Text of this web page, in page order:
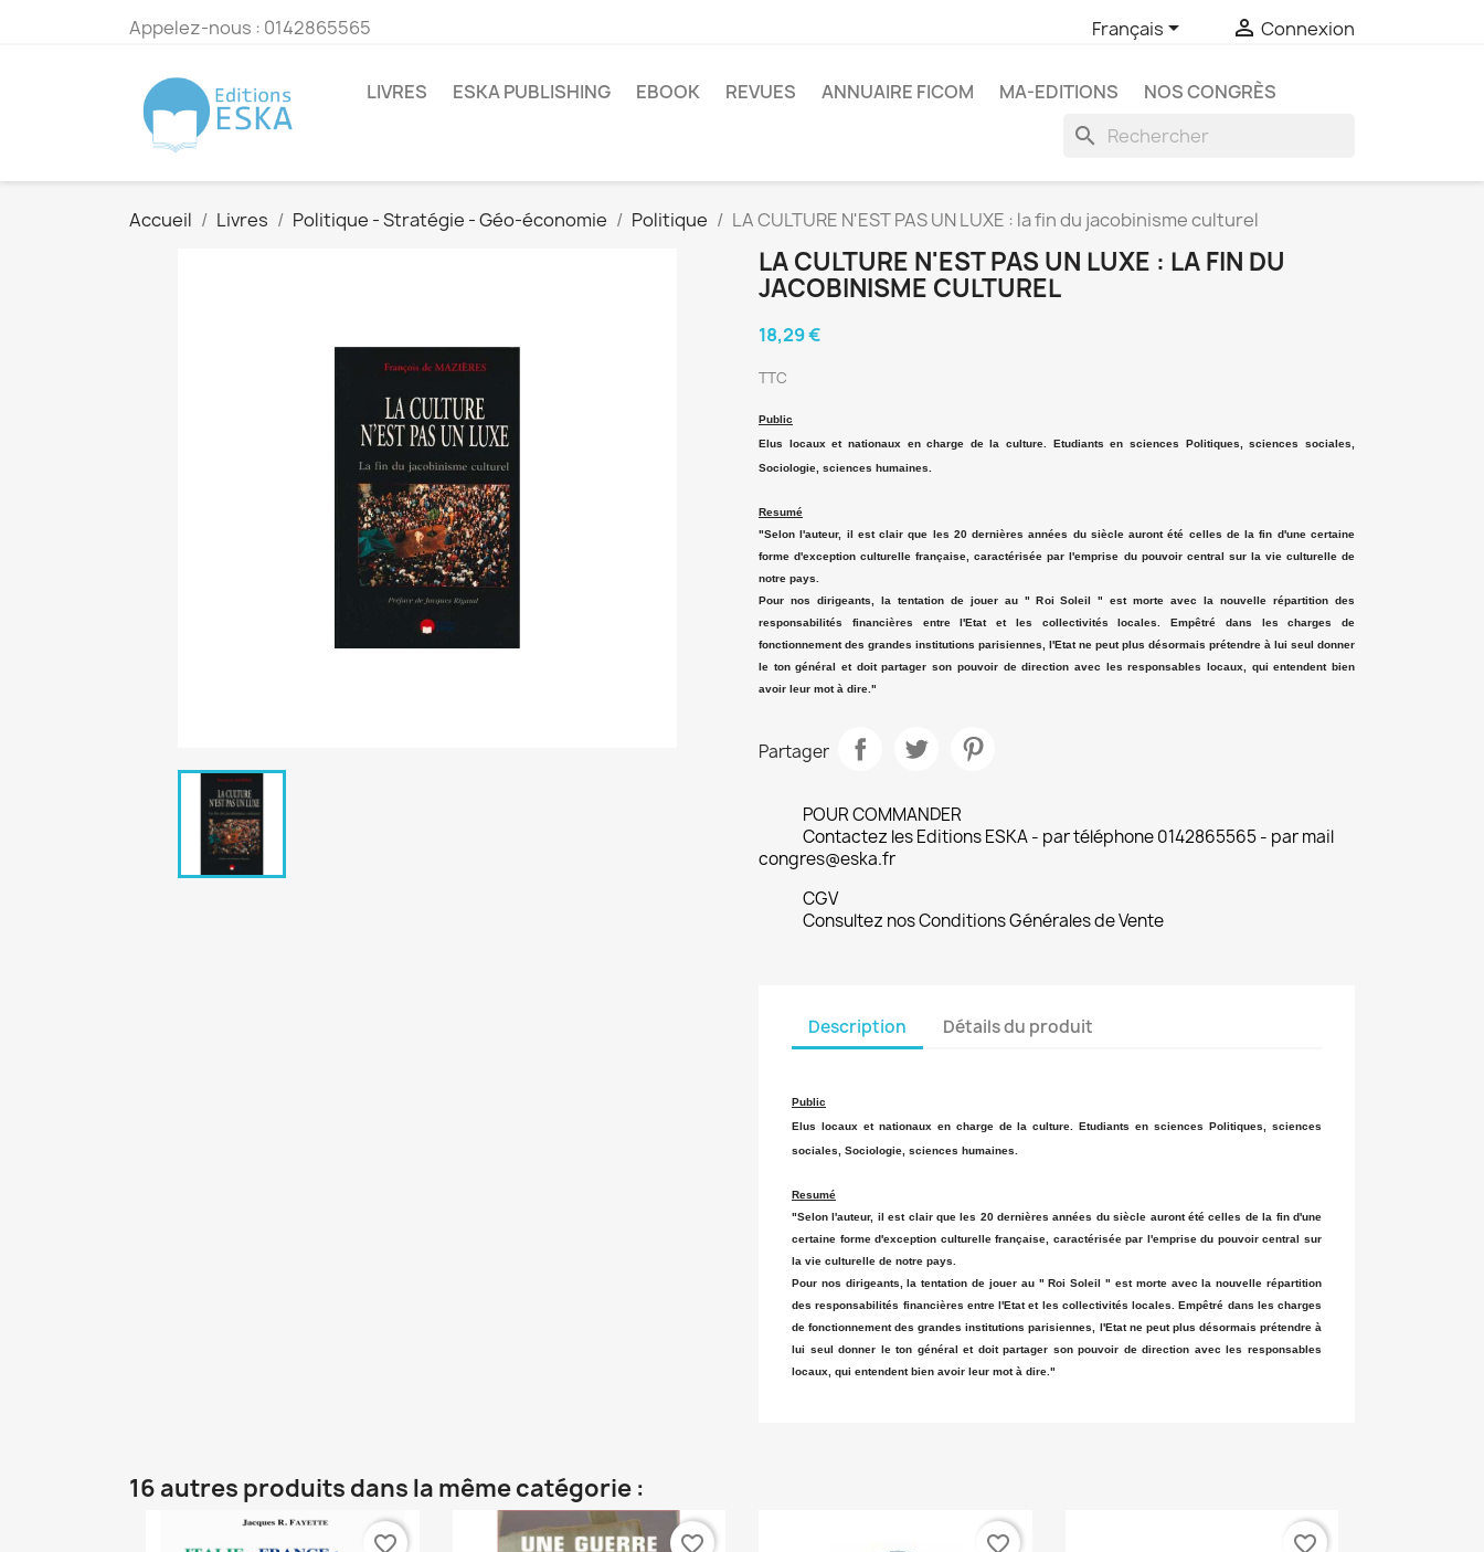
Appelez-nous : 0142865565 Français  Connexion
LIVRES ESKA PUBLISHING EBOOK REVUES ANNUAIRE FICOM MA-EDITIONS NOS CONGRÈS
search
Accueil Livres Politique - Stratégie - Géo-économie Politique LA CULTURE N'EST PAS UN LUXE : la fin du jacobinisme culturel
LA CULTURE N'EST PAS UN LUXE : LA FIN DU
JACOBINISME CULTUREL
18,29 €
TTC
Public
Elus locaux et nationaux en charge de la culture. Etudiants en sciences Politiques, sciences sociales,
Sociologie, sciences humaines.
Resumé
"Selon l'auteur, il est clair que les 20 dernières années du siècle auront été celles de la fin d'une certaine
forme d'exception culturelle française, caractérisée par l'emprise du pouvoir central sur la vie culturelle de
notre pays.
Pour nos dirigeants, la tentation de jouer au " Roi Soleil " est morte avec la nouvelle répartition des
responsabilités financières entre l'Etat et les collectivités locales. Empêtré dans les charges de
fonctionnement des grandes institutions parisiennes, l'Etat ne peut plus désormais prétendre à lui seul donner
le ton général et doit partager son pouvoir de direction avec les responsables locaux, qui entendent bien
avoir leur mot à dire."
Partager
POUR COMMANDER
Contactez les Editions ESKA - par téléphone 0142865565 - par mail
congres@eska.fr
CGV
Consultez nos Conditions Générales de Vente
Description Détails du produit
Public
Elus locaux et nationaux en charge de la culture. Etudiants en sciences Politiques, sciences
sociales, Sociologie, sciences humaines.
Resumé
"Selon l'auteur, il est clair que les 20 dernières années du siècle auront été celles de la fin d'une
certaine forme d'exception culturelle française, caractérisée par l'emprise du pouvoir central sur
la vie culturelle de notre pays.
Pour nos dirigeants, la tentation de jouer au " Roi Soleil " est morte avec la nouvelle répartition
des responsabilités financières entre l'Etat et les collectivités locales. Empêtré dans les charges
de fonctionnement des grandes institutions parisiennes, l'Etat ne peut plus désormais prétendre à
lui seul donner le ton général et doit partager son pouvoir de direction avec les responsables
locaux, qui entendent bien avoir leur mot à dire."
16 autres produits dans la même catégorie :
favorite_border favorite_border favorite_border favorite_border